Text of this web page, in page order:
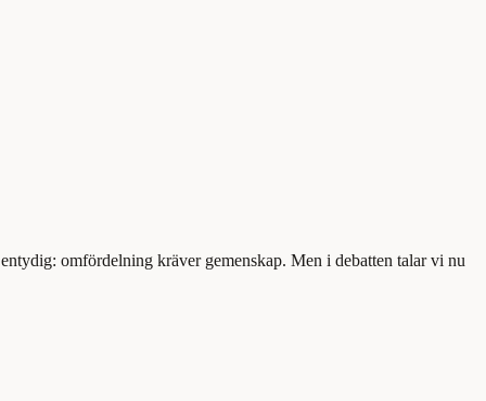
omfördelning kräver gemenskap. Men i debatten talar vi nu